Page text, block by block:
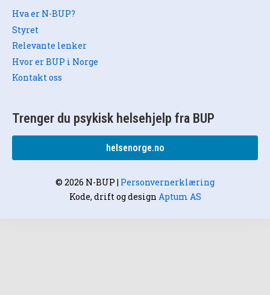
Hva er N-BUP?
Styret
Relevante lenker
Hvor er BUP i Norge
Kontakt oss
Trenger du psykisk helsehjelp fra BUP
helsenorge.no
© 2026 N-BUP | Personvernerklæring
Kode, drift og design Aptum AS